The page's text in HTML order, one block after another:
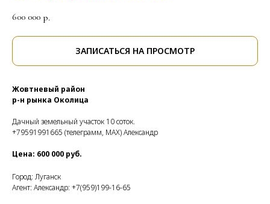
600 000 р.
ЗАПИСАТЬСЯ НА ПРОСМОТР
Жовтневый район
р-н рынка Околица
Дачный земельный участок 10 соток.
+79591991665 (телеграмм, МАХ) Александр
Цена: 600 000 руб.
Город: Луганск
Агент: Александр: +7(959)199-16-65